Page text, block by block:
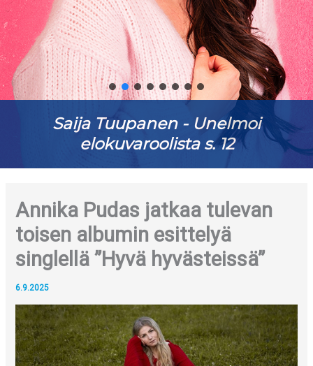
Saija Tuupanen - Unelmoi
elokuvaroolista s. 12
Annika Pudas jatkaa tulevan
toisen albumin esittelyä
singlellä ”Hyvä hyvästeissä”
6.9.2025